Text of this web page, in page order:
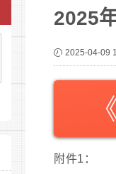
2025
2025-04-09
附件1：